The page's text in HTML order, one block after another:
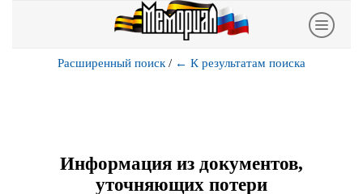
Расширенный поиск / ← К результатам поиска
Информация из документов,
уточняющих потери